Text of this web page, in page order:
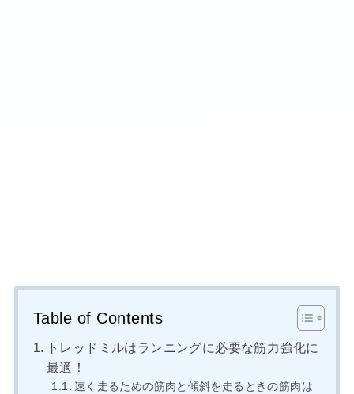
Table of Contents
トレッドミルはランニングに必要な筋力強化に
最適！
速く走るための筋肉と傾斜を走るときの筋肉は